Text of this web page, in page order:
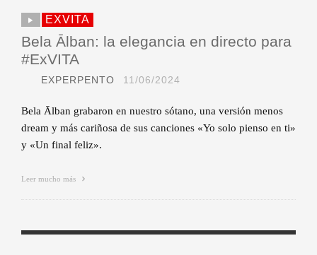
EXVITA
Bela Ālban: la elegancia en directo para
#ExVITA
EXPERPENTO 11/06/2024
Bela Ālban grabaron en nuestro sótano, una versión menos
dream y más cariñosa de sus canciones «Yo solo pienso en ti»
y «Un final feliz».
Leer mucho más